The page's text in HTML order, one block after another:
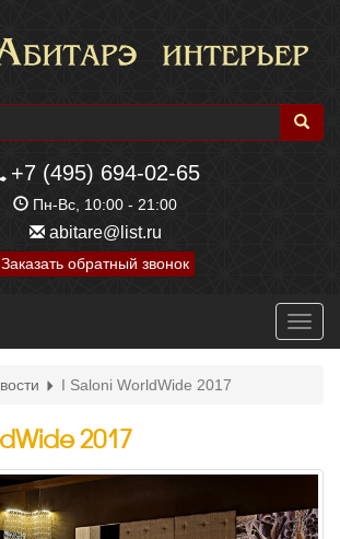
+7 (495) 694-02-65
Пн-Вс, 10:00 - 21:00
abitare@list.ru
Заказать обратный звонок
I Saloni WorldWide 2017
2017